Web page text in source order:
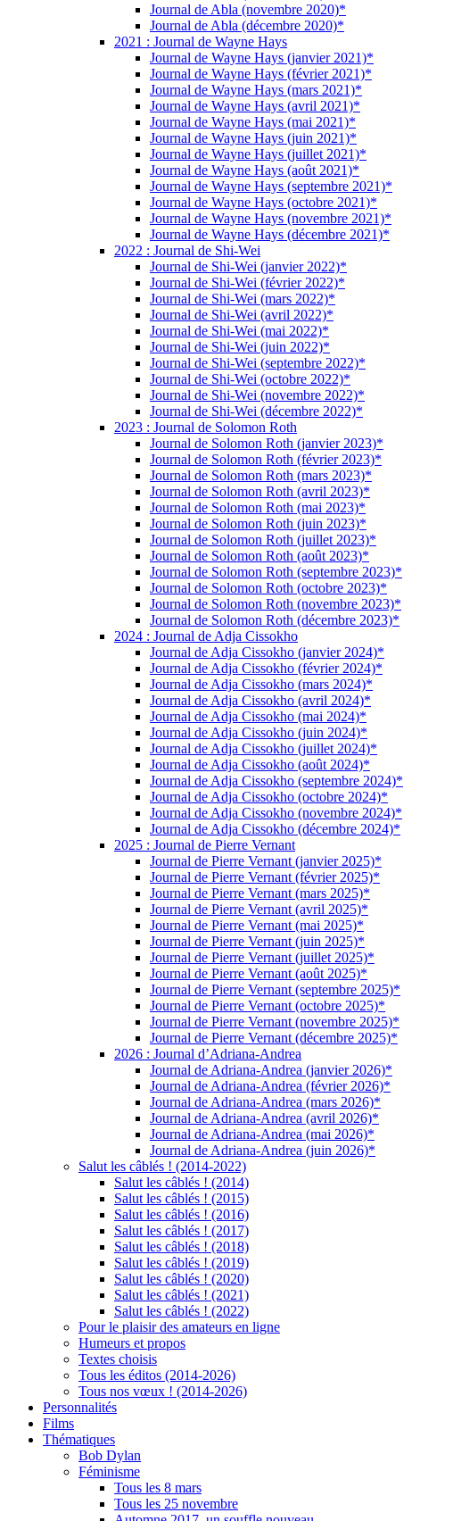
Journal de Abla (novembre 2020)*
Journal de Abla (décembre 2020)*
2021 : Journal de Wayne Hays
Journal de Wayne Hays (janvier 2021)*
Journal de Wayne Hays (février 2021)*
Journal de Wayne Hays (mars 2021)*
Journal de Wayne Hays (avril 2021)*
Journal de Wayne Hays (mai 2021)*
Journal de Wayne Hays (juin 2021)*
Journal de Wayne Hays (juillet 2021)*
Journal de Wayne Hays (août 2021)*
Journal de Wayne Hays (septembre 2021)*
Journal de Wayne Hays (octobre 2021)*
Journal de Wayne Hays (novembre 2021)*
Journal de Wayne Hays (décembre 2021)*
2022 : Journal de Shi-Wei
Journal de Shi-Wei (janvier 2022)*
Journal de Shi-Wei (février 2022)*
Journal de Shi-Wei (mars 2022)*
Journal de Shi-Wei (avril 2022)*
Journal de Shi-Wei (mai 2022)*
Journal de Shi-Wei (juin 2022)*
Journal de Shi-Wei (septembre 2022)*
Journal de Shi-Wei (octobre 2022)*
Journal de Shi-Wei (novembre 2022)*
Journal de Shi-Wei (décembre 2022)*
2023 : Journal de Solomon Roth
Journal de Solomon Roth (janvier 2023)*
Journal de Solomon Roth (février 2023)*
Journal de Solomon Roth (mars 2023)*
Journal de Solomon Roth (avril 2023)*
Journal de Solomon Roth (mai 2023)*
Journal de Solomon Roth (juin 2023)*
Journal de Solomon Roth (juillet 2023)*
Journal de Solomon Roth (août 2023)*
Journal de Solomon Roth (septembre 2023)*
Journal de Solomon Roth (octobre 2023)*
Journal de Solomon Roth (novembre 2023)*
Journal de Solomon Roth (décembre 2023)*
2024 : Journal de Adja Cissokho
Journal de Adja Cissokho (janvier 2024)*
Journal de Adja Cissokho (février 2024)*
Journal de Adja Cissokho (mars 2024)*
Journal de Adja Cissokho (avril 2024)*
Journal de Adja Cissokho (mai 2024)*
Journal de Adja Cissokho (juin 2024)*
Journal de Adja Cissokho (juillet 2024)*
Journal de Adja Cissokho (août 2024)*
Journal de Adja Cissokho (septembre 2024)*
Journal de Adja Cissokho (octobre 2024)*
Journal de Adja Cissokho (novembre 2024)*
Journal de Adja Cissokho (décembre 2024)*
2025 : Journal de Pierre Vernant
Journal de Pierre Vernant (janvier 2025)*
Journal de Pierre Vernant (février 2025)*
Journal de Pierre Vernant (mars 2025)*
Journal de Pierre Vernant (avril 2025)*
Journal de Pierre Vernant (mai 2025)*
Journal de Pierre Vernant (juin 2025)*
Journal de Pierre Vernant (juillet 2025)*
Journal de Pierre Vernant (août 2025)*
Journal de Pierre Vernant (septembre 2025)*
Journal de Pierre Vernant (octobre 2025)*
Journal de Pierre Vernant (novembre 2025)*
Journal de Pierre Vernant (décembre 2025)*
2026 : Journal d’Adriana-Andrea
Journal de Adriana-Andrea (janvier 2026)*
Journal de Adriana-Andrea (février 2026)*
Journal de Adriana-Andrea (mars 2026)*
Journal de Adriana-Andrea (avril 2026)*
Journal de Adriana-Andrea (mai 2026)*
Journal de Adriana-Andrea (juin 2026)*
Salut les câblés ! (2014-2022)
Salut les câblés ! (2014)
Salut les câblés ! (2015)
Salut les câblés ! (2016)
Salut les câblés ! (2017)
Salut les câblés ! (2018)
Salut les câblés ! (2019)
Salut les câblés ! (2020)
Salut les câblés ! (2021)
Salut les câblés ! (2022)
Pour le plaisir des amateurs en ligne
Humeurs et propos
Textes choisis
Tous les éditos (2014-2026)
Tous nos vœux ! (2014-2026)
Personnalités
Films
Thématiques
Bob Dylan
Féminisme
Tous les 8 mars
Tous les 25 novembre